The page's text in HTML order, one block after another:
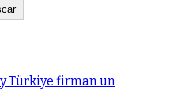
Türkiye firman un